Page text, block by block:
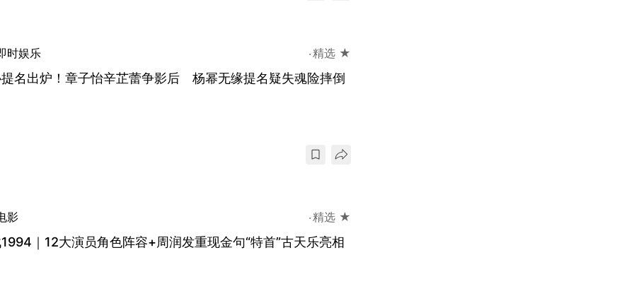
时娱乐 精选 ★
名出炉！章子怡辛芷蕾争影后 杨幂无缘提名疑失魂险摔倒
影 精选 ★
｜12大演员角色阵容+周润发重现金句“特首”古天乐亮相